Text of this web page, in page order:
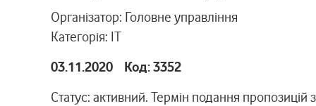
Організатор: Головне управління
Категорія: ІТ
03.11.2020 Код: 3352
Статус: активний. Термін подання пропозицій